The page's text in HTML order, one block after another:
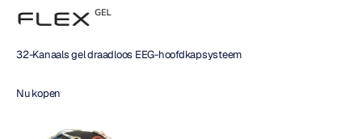
32-Kanaals gel draadloos EEG-hoofdkapsysteem
Nu kopen